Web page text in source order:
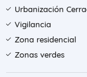
Urbanización
Vigilancia
Zona residencial
Zonas verdes